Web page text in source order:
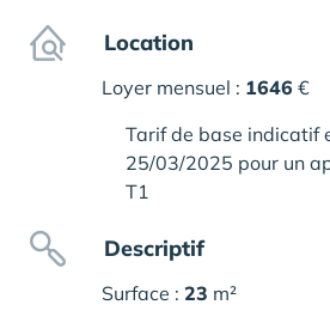
Location
Loyer mensuel : 1646 €
Tarif de base indicatif
25/03/2025 pour un
T1
Descriptif
Surface : 23 m²